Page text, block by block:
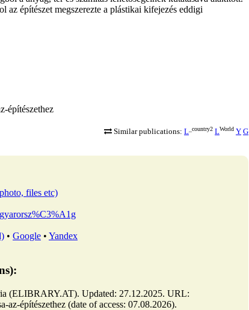
az építészet megszerezte a plástikai kifejezés eddigi
építészethez
Similar publications: L _country2 LWorld Y G
files etc)
• Google • Yandex
(ELIBRARY.AT). Updated: 27.12.2025. URL:
az-építészethez (date of access: 07.08.2026).